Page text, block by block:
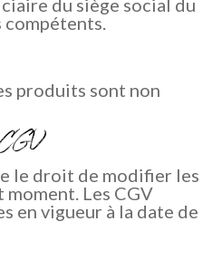
du siège social du
compétents.
produits sont non
le droit de modifier les
Les CGV
en vigueur à la date de